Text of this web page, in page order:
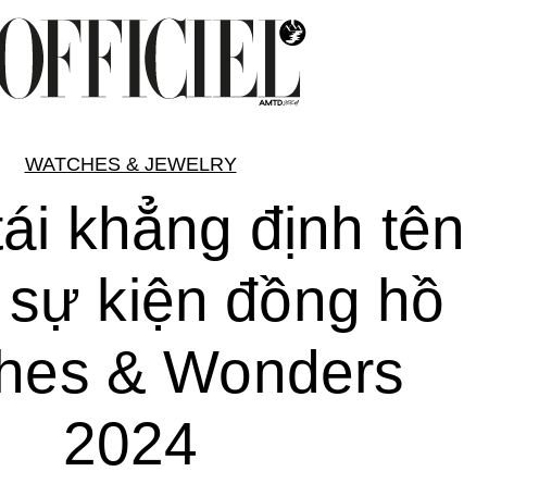
WATCHES & JEWELRY
khẳng định tên
kiện đồng hồ
& Wonders
2024